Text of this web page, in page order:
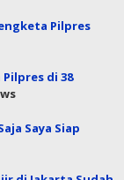
Pilpres
di 38
Saya Siap